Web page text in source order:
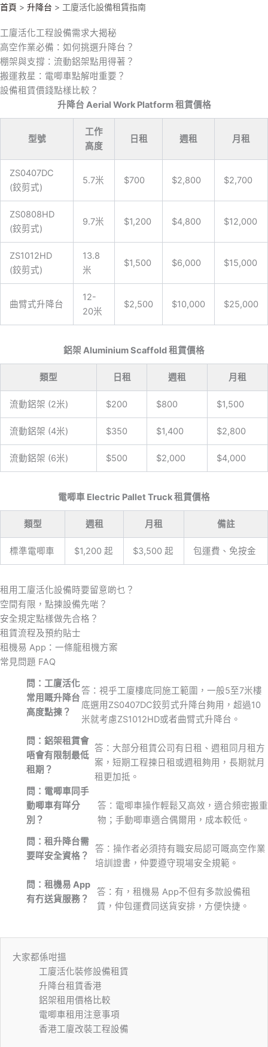
跳
主
要
內
容
首頁 > 升降台 > 工廈活化設備租賃指南
工廈活化工程設備需求大揭秘
高空作業必備：如何挑選升降台？
棚架與支撐：流動鋁架點用得著？
搬運救星：電唧車點解咁重要？
設備租賃價錢點樣比較？
升降台 Aerial Work Platform 租賃價格
型號
工作
高度
日租 週租 月租
ZS0407DC
(鉸剪式)
5.7米 $700 $2,800 $2,700
ZS0808HD
(鉸剪式)
9.7米 $1,200 $4,800 $12,000
ZS1012HD
(鉸剪式)
13.8
米
$1,500 $6,000 $15,000
曲臂式升降台
12-
20米
$2,500 $10,000 $25,000
鋁架 Aluminium Scaffold 租賃價格
類型 日租 週租 月租
流動鋁架 (2米) $200 $800 $1,500
流動鋁架 (4米) $350 $1,400 $2,800
流動鋁架 (6米) $500 $2,000 $4,000
電唧車 Electric Pallet Truck 租賃價格
類型 週租 月租 備註
標準電唧車 $1,200 起 $3,500 起 包運費、免按金
租用工廈活化設備時要留意啲乜？
空間有限，點揀設備先啱？
安全規定點樣做先合格？
租賃流程及預約貼士
租機易 App：一條龍租機方案
常見問題 FAQ
問：工廈活化
常用嘅升降台
高度點揀？
答：視乎工廈樓底同施工範圍，一般5至7米樓
底選用ZS0407DC鉸剪式升降台夠用，超過10
米就考慮ZS1012HD或者曲臂式升降台。
問：鋁架租賃會
唔會有限制最低
租期？
答：大部分租賃公司有日租、週租同月租方
案，短期工程揀日租或週租夠用，長期就月
租更加抵。
問：電唧車同手
動唧車有咩分
別？
答：電唧車操作輕鬆又高效，適合頻密搬重
物；手動唧車適合偶爾用，成本較低。
問：租升降台需
要咩安全資格？
答：操作者必須持有職安局認可嘅高空作業
培訓證書，仲要遵守現場安全規範。
問：租機易 App
有冇送貨服務？
答：有，租機易 App不但有多款設備租
賃，仲包運費同送貨安排，方便快捷。
大家都係咁搵
工廈活化裝修設備租賃
升降台租賃香港
鋁架租用價格比較
電唧車租用注意事項
香港工廈改裝工程設備